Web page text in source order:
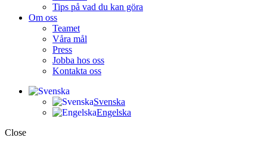
Tips på vad du kan göra
Om oss
Teamet
Våra mål​
Press
Jobba hos oss
Kontakta oss
Svenska
Engelska
Close